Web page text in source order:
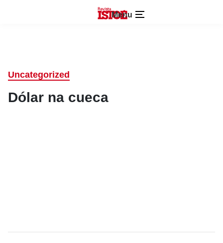
Menu
Uncategorized
Dólar na cueca